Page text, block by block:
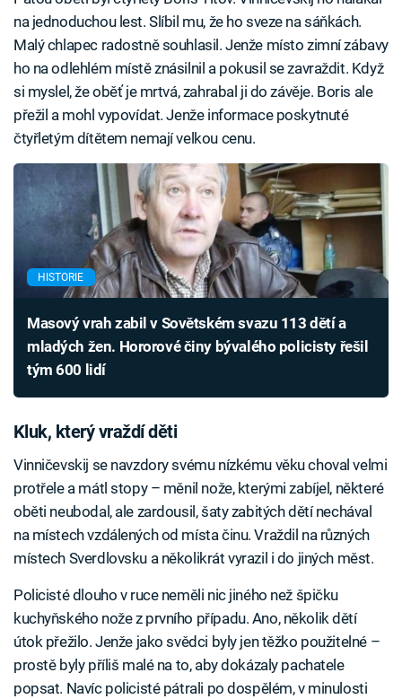
na jednoduchou lest. Slíbil mu, že ho sveze na sáňkách.
Malý chlapec radostně souhlasil. Jenže místo zimní zábavy
ho na odlehlém místě znásilnil a pokusil se zavraždit. Když
si myslel, že oběť je mrtvá, zahrabal ji do závěje. Boris ale
přežil a mohl vypovídat. Jenže informace poskytnuté
čtyřletým dítětem nemají velkou cenu.
HISTORIE
Masový vrah zabil v Sovětském svazu 113 dětí a
mladých žen. Hororové činy bývalého policisty řešil
tým 600 lidí
Kluk, který vraždí děti
Vinničevskij se navzdory svému nízkému věku choval velmi
protřele a mátl stopy – měnil nože, kterými zabíjel, některé
oběti neubodal, ale zardousil, šaty zabitých dětí nechával
na místech vzdálených od místa činu. Vraždil na různých
místech Sverdlovsku a několikrát vyrazil i do jiných měst.
Policisté dlouho v ruce neměli nic jiného než špičku
kuchyňského nože z prvního případu. Ano, několik dětí
útok přežilo. Jenže jako svědci byly jen těžko použitelné –
prostě byly příliš malé na to, aby dokázaly pachatele
popsat. Navíc policisté pátrali po dospělém, v minulosti